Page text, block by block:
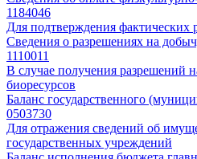
1184046
Для подтверждения фактических
Сведения о разрешениях на
1110011
В случае получения разрешений
биоресурсов
Баланс государственного
0503730
Для отражения сведений об
государственных учреждений